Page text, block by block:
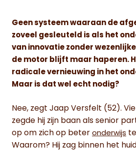
Geen systeem waaraan de
zoveel gesleuteld is als het
van innovatie zonder
de motor blijft maar haperen.
radicale vernieuwing in het
Maar is dat wel echt nodig?
Nee, zegt Jaap Versfelt (52).
zegde hij zijn baan als senior
op om zich op beter onderwijs
Waarom? Hij zag binnen het